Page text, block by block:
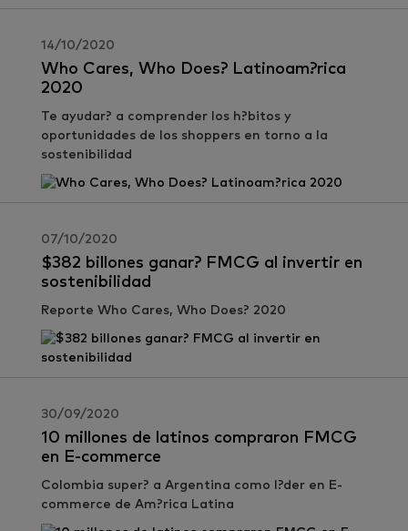
14/10/2020
Who Cares, Who Does? Latinoam?rica
2020
Te ayudar? a comprender los h?bitos y
oportunidades de los shoppers en torno a la
sostenibilidad
07/10/2020
$382 billones ganar? FMCG al invertir en
sostenibilidad
Reporte Who Cares, Who Does? 2020
30/09/2020
10 millones de latinos compraron FMCG
en E-commerce
Colombia super? a Argentina como l?der en E-
commerce de Am?rica Latina